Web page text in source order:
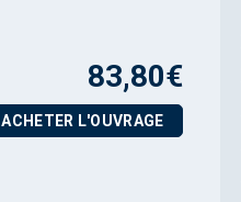
83,80€
ACHETER L'OUVRAGE